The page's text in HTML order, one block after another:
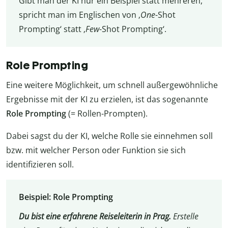
spricht man im Englischen von ‚One-Shot
Prompting‘ statt ‚Few-Shot Prompting‘.
Role Prompting
Eine weitere Möglichkeit, um schnell außergewöhnliche
Ergebnisse mit der KI zu erzielen, ist das sogenannte
Role Prompting(= Rollen-Prompten).
Dabei sagst du der KI, welche Rolle sie einnehmen soll
bzw. mit welcher Person oder Funktion sie sich
identifizieren soll.
Beispiel: Role Prompting
Du bist eine erfahrene Reiseleiterin in Prag. Erstelle